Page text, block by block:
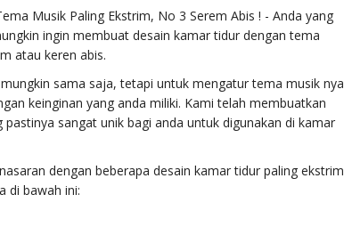
Musik Paling Ekstrim, No 3 Serem Abis ! - Anda yang
ingin membuat desain kamar tidur dengan tema
atau keren abis.
sama saja, tetapi untuk mengatur tema musik nya
keinginan yang anda miliki. Kami telah membuatkan
pastinya sangat unik bagi anda untuk digunakan di kamar
dengan beberapa desain kamar tidur paling ekstrim
di bawah ini: